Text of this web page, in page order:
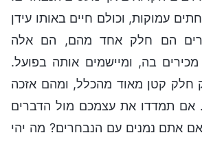
עמוקות, וכולם חיים באותו עידן
הם חלק אחד מהם, הם אלה
בה, ומיישמים אותה בפועל.
חלק קטן מאוד מהכלל, ומהם אזכה
אם תמדדו את עצמכם מול הדברים
אתם נמנים עם הנבחרים? מה יהי